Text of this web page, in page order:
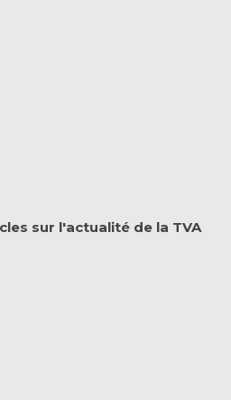
sur l'actualité de la TVA